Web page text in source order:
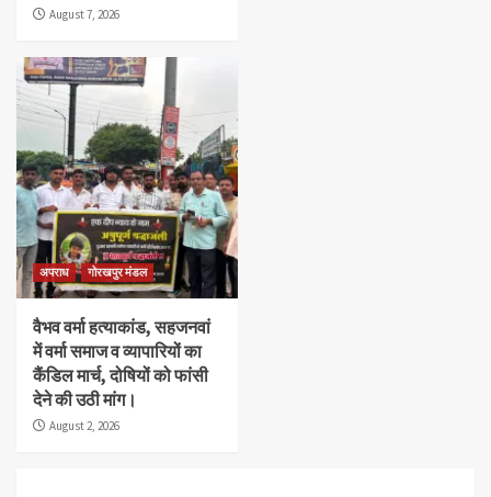
August 7, 2026
अपराध गोरखपुर मंडल
वैभव वर्मा हत्याकांड, सहजनवां
में वर्मा समाज व व्यापारियों का
कैंडिल मार्च, दोषियों को फांसी
देने की उठी मांग।
August 2, 2026